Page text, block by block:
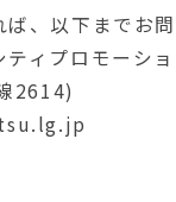
、以下までお
ィプロモーシ
2614)